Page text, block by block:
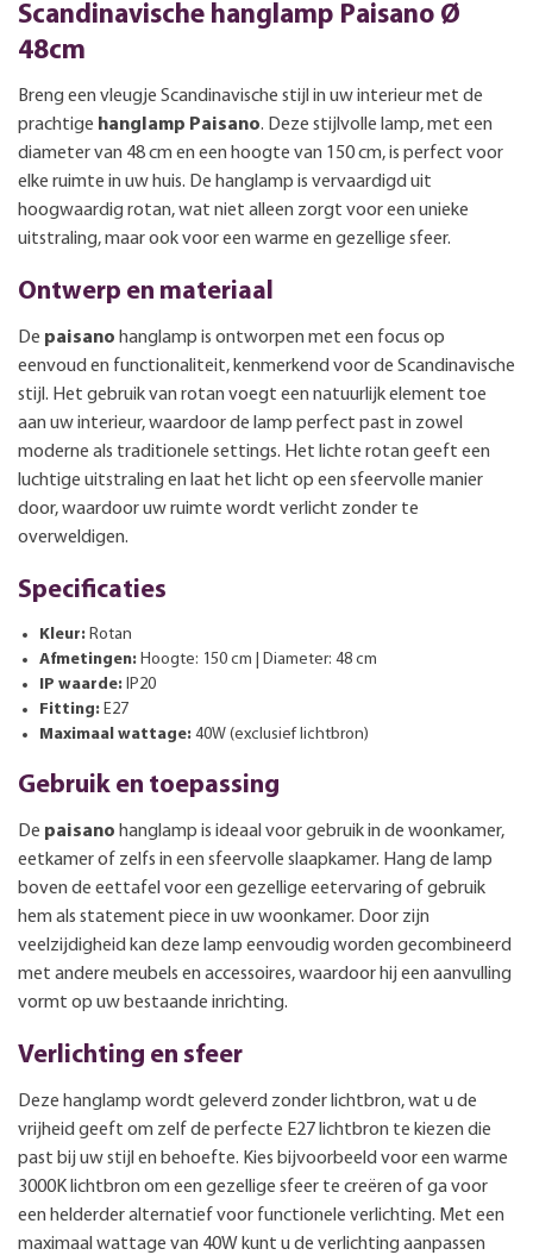
Scandinavische hanglamp Paisano Ø
48cm
Breng een vleugje Scandinavische stijl in uw interieur met de
prachtige hanglamp Paisano. Deze stijlvolle lamp, met een
diameter van 48 cm en een hoogte van 150 cm, is perfect voor
elke ruimte in uw huis. De hanglamp is vervaardigd uit
hoogwaardig rotan, wat niet alleen zorgt voor een unieke
uitstraling, maar ook voor een warme en gezellige sfeer.
Ontwerp en materiaal
De paisano hanglamp is ontworpen met een focus op
eenvoud en functionaliteit, kenmerkend voor de Scandinavische
stijl. Het gebruik van rotan voegt een natuurlijk element toe
aan uw interieur, waardoor de lamp perfect past in zowel
moderne als traditionele settings. Het lichte rotan geeft een
luchtige uitstraling en laat het licht op een sfeervolle manier
door, waardoor uw ruimte wordt verlicht zonder te
overweldigen.
Specificaties
Kleur: Rotan
Afmetingen: Hoogte: 150 cm | Diameter: 48 cm
IP waarde: IP20
Fitting: E27
Maximaal wattage: 40W (exclusief lichtbron)
Gebruik en toepassing
De paisano hanglamp is ideaal voor gebruik in de woonkamer,
eetkamer of zelfs in een sfeervolle slaapkamer. Hang de lamp
boven de eettafel voor een gezellige eetervaring of gebruik
hem als statement piece in uw woonkamer. Door zijn
veelzijdigheid kan deze lamp eenvoudig worden gecombineerd
met andere meubels en accessoires, waardoor hij een aanvulling
vormt op uw bestaande inrichting.
Verlichting en sfeer
Deze hanglamp wordt geleverd zonder lichtbron, wat u de
vrijheid geeft om zelf de perfecte E27 lichtbron te kiezen die
past bij uw stijl en behoefte. Kies bijvoorbeeld voor een warme
3000K lichtbron om een gezellige sfeer te creëren of ga voor
een helderder alternatief voor functionele verlichting. Met een
maximaal wattage van 40W kunt u de verlichting aanpassen